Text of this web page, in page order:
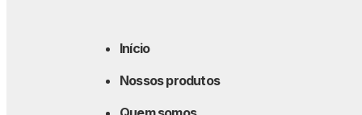
Início
Nossos produtos